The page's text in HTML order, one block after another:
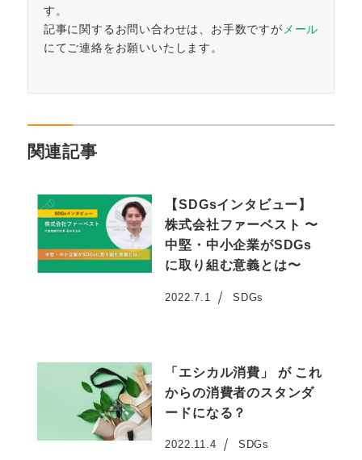
す。
記事に関するお問い合わせは、お手数ですがメール
にてご連絡をお願いいたします。
関連記事
【SDGsインタビュー】
株式会社ファーベスト 〜
中堅・中小企業がSDGs
に取り組む意義とは〜
投稿日
2022.7.1 SDGs
「エシカル消費」 が これ
からの消費者のスタンダ
ードになる？
投稿日
2022.11.4 SDGs